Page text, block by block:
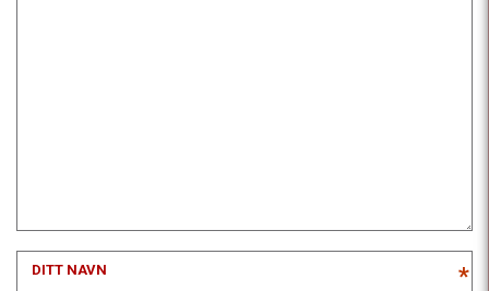
DITT NAVN *